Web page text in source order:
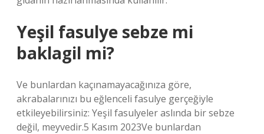
Yeşil fasulye sebze mi
baklagil mi?
Ve bunlardan kaçınamayacağınıza göre,
akrabalarınızı bu eğlenceli fasulye gerçeğiyle
etkileyebilirsiniz: Yeşil fasulyeler aslında bir sebze
değil, meyvedir.5 Kasım 2023Ve bunlardan